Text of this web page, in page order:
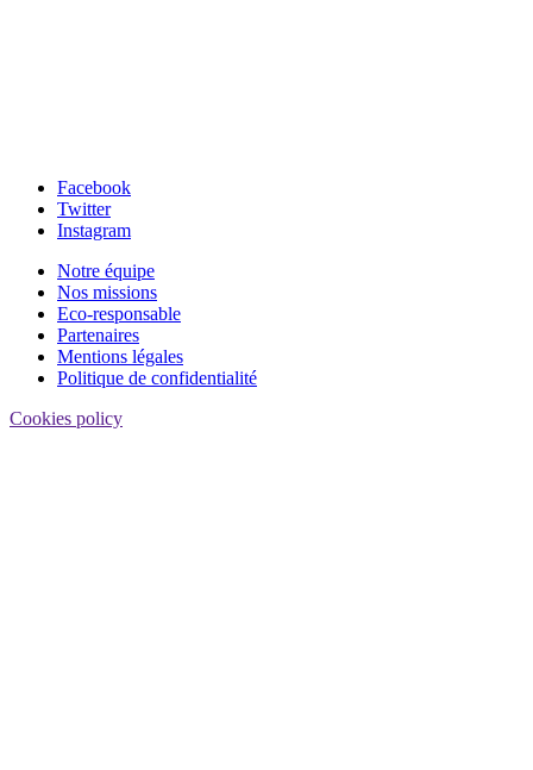
Facebook
Twitter
Instagram
Notre équipe
Nos missions
Eco-responsable
Partenaires
Mentions légales
Politique de confidentialité
Cookies policy